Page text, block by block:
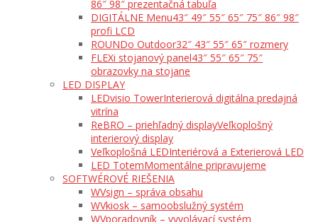
86″ 98″ prezentačná tabuľa
DIGITÁLNE Menu43″ 49″ 55″ 65″ 75″ 86″ 98″
profi LCD
ROUNDo Outdoor32″ 43″ 55″ 65″ rozmery
FLEXi stojanový panel43″ 55″ 65″ 75″
obrazovky na stojane
LED DISPLAY
LEDvisio TowerInterierová digitálna predajná
vitrína
ReBRO – priehľadný displayVeľkoplošný
interierový display
Veľkoplošná LEDInteriérová a Exterierová LED
LED TotemMomentálne pripravujeme
SOFTWÉROVÉ RIEŠENIA
WVsign – správa obsahu
WVkiosk – samoobslužný systém
WVporadovník – vyvolávací systém